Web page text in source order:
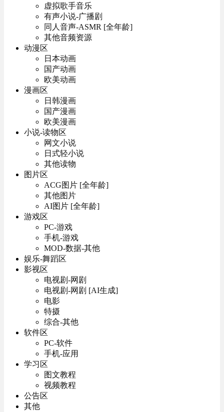
虚拟歌手音乐
有声小说-广播剧
同人音声-ASMR [全年龄]
其他音频资源
动漫区
日本动画
国产动画
欧美动画
漫画区
日韩漫画
国产漫画
欧美漫画
小说-读物区
网文小说
日式轻小说
其他读物
图片区
ACG图片 [全年龄]
其他图片
AI图片 [全年龄]
游戏区
PC-游戏
手机-游戏
MOD-数据-其他
娱乐-舞蹈区
影视区
电视剧-网剧
电视剧-网剧 [AI生成]
电影
特摄
综合-其他
软件区
PC-软件
手机-应用
学习区
图文教程
视频教程
公告区
其他